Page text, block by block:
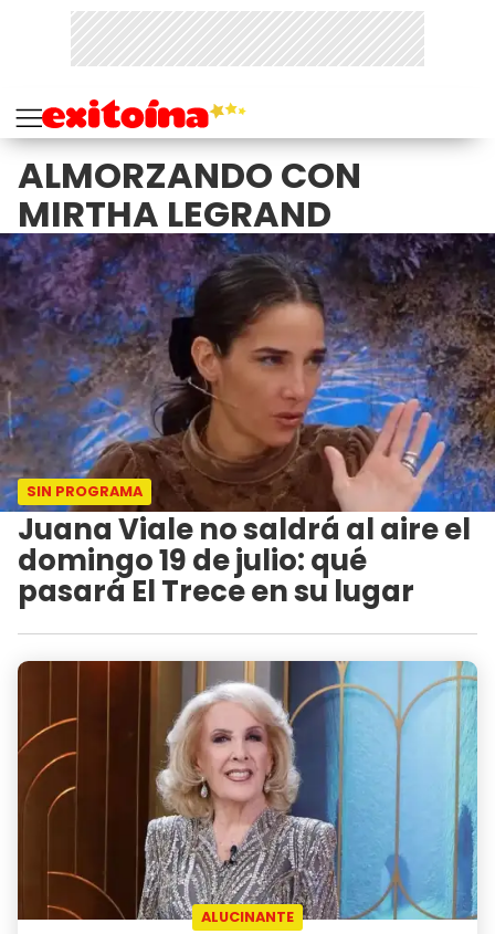
ALMORZANDO CON
MIRTHA LEGRAND
SIN PROGRAMA
Juana Viale no saldrá al aire el
domingo 19 de julio: qué
pasará El Trece en su lugar
ALUCINANTE